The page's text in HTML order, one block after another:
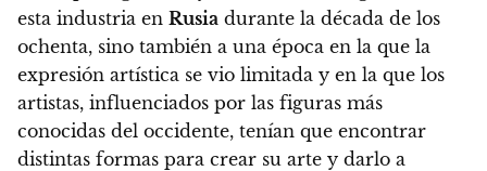
esta industria en Rusia durante la década de los
ochenta, sino también a una época en la que la
expresión artística se vio limitada y en la que los
artistas, influenciados por las figuras más
conocidas del occidente, tenían que encontrar
distintas formas para crear su arte y darlo a